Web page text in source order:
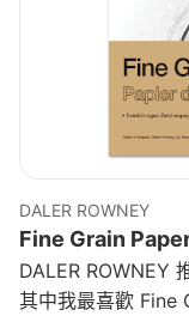
DALER ROWNEY
Fine Grain
DALER ROWNEY
其中我最喜歡 Fine